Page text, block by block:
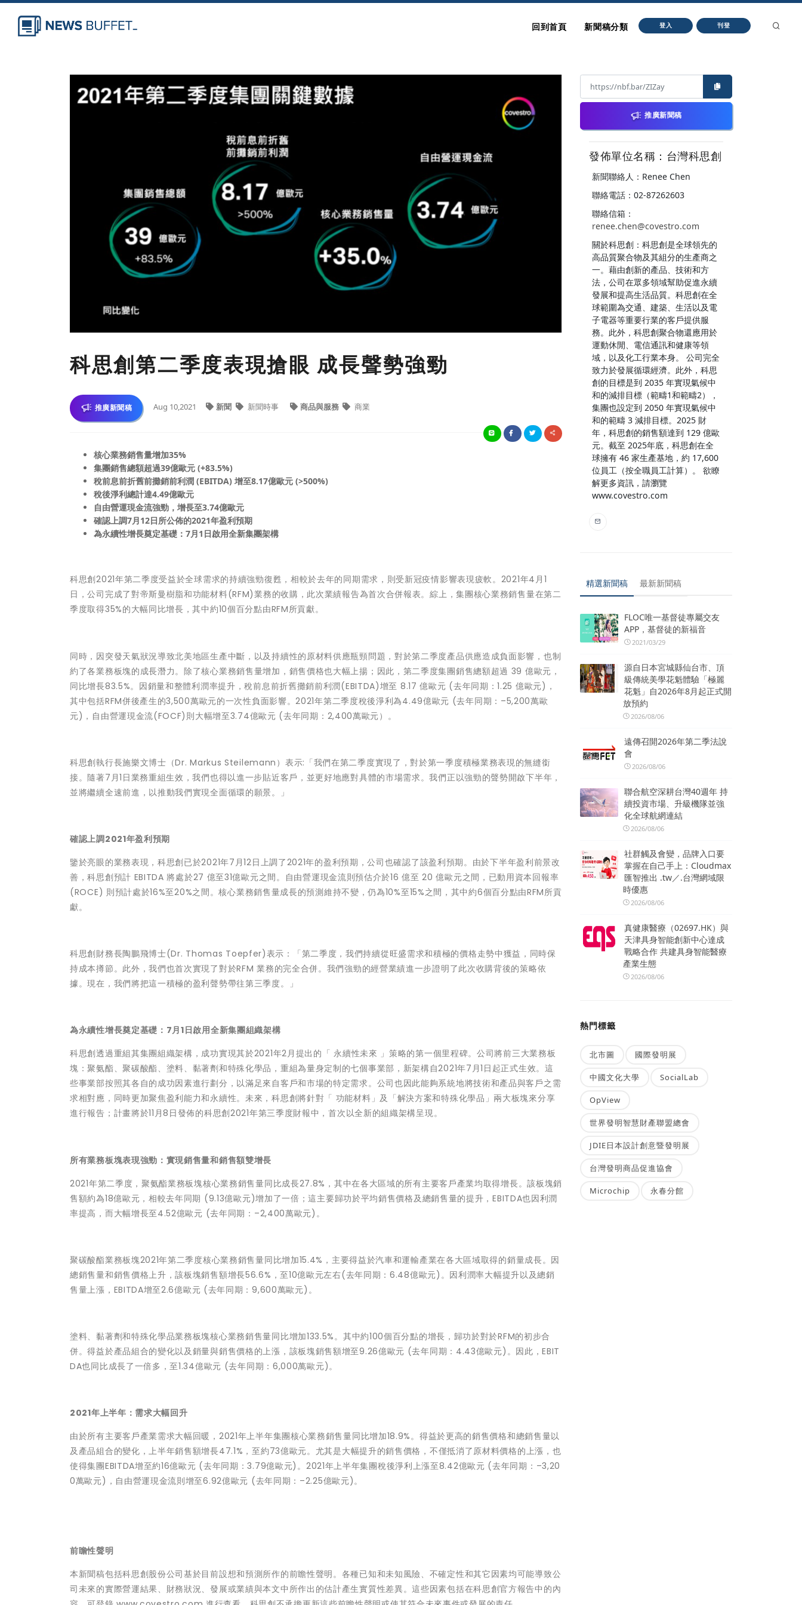
回到首頁 新聞稿分類 登入 刊登
科思創第二季度表現搶眼 成長聲勢強勁
推廣新聞稿 Aug 10,2021 新聞 新聞時事 商品與服務 商業
核心業務銷售量增加35%
集團銷售總額超過39億歐元 (+83.5%)
稅前息前折舊前攤銷前利潤 (EBITDA) 增至8.17億歐元 (>500%)
稅後淨利總計達4.49億歐元
自由營運現金流強勁，增長至3.74億歐元
確認上調7月12日所公佈的2021年盈利預期
為永續性增長奠定基礎：7月1日啟用全新集團架構
科思創2021年第二季度受益於全球需求的持續強勁復甦，相較於去年的同期需求，則受新冠疫情影響表現疲軟。2021年4月1
日，公司完成了對帝斯曼樹脂和功能材料(RFM)業務的收購，此次業績報告為首次合併報表。綜上，集團核心業務銷售量在第二
季度取得35%的大幅同比增長，其中約10個百分點由RFM所貢獻。
同時，因突發天氣狀況導致北美地區生產中斷，以及持續性的原材料供應瓶頸問題，對於第二季度產品供應造成負面影響，也制
約了各業務板塊的成長潛力。除了核心業務銷售量增加，銷售價格也大幅上揚；因此，第二季度集團銷售總額超過 39 億歐元，
同比增長83.5%。因銷量和整體利潤率提升，稅前息前折舊攤銷前利潤(EBITDA)增至 8.17 億歐元 (去年同期：1.25 億歐元)，
其中包括RFM併後產生的3,500萬歐元的一次性負面影響。2021年第二季度稅後淨利為4.49億歐元 (去年同期：–5,200萬歐
元)，自由營運現金流(FOCF)則大幅增至3.74億歐元 (去年同期：2,400萬歐元）。
科思創執行長施樂文博士（Dr. Markus Steilemann）表示:「我們在第二季度實現了，對於第一季度積極業務表現的無縫銜
接。隨著7月1日業務重組生效，我們也得以進一步貼近客戶，並更好地應對具體的市場需求。我們正以強勁的聲勢開啟下半年，
並將繼續全速前進，以推動我們實現全面循環的願景。」
確認上調2021年盈利預期
鑒於亮眼的業務表現，科思創已於2021年7月12日上調了2021年的盈利預期，公司也確認了該盈利預期。由於下半年盈利前景改
善，科思創預計 EBITDA 將處於27 億至31億歐元之間。自由營運現金流則預估介於16 億至 20 億歐元之間，已動用資本回報率
(ROCE) 則預計處於16%至20%之間。核心業務銷售量成長的預測維持不變，仍為10%至15%之間，其中約6個百分點由RFM所貢
獻。
科思創財務長陶鵬飛博士(Dr. Thomas Toepfer)表示：「第二季度，我們持續從旺盛需求和積極的價格走勢中獲益，同時保
持成本撙節。此外，我們也首次實現了對於RFM 業務的完全合併。我們強勁的經營業績進一步證明了此次收購背後的策略依
據。現在，我們將把這一積極的盈利聲勢帶往第三季度。」
為永續性增長奠定基礎：7月1日啟用全新集團組織架構
科思創透過重組其集團組織架構，成功實現其於2021年2月提出的「 永續性未來 」策略的第一個里程碑。公司將前三大業務板
塊：聚氨酯、聚碳酸酯、塗料、黏著劑和特殊化學品，重組為量身定制的七個事業部，新架構自2021年7月1日起正式生效。這
些事業部按照其各自的成功因素進行劃分，以滿足來自客戶和市場的特定需求。公司也因此能夠系統地將技術和產品與客戶之需
求相對應，同時更加聚焦盈利能力和永續性。未來，科思創將針對「 功能材料」及「解決方案和特殊化學品」兩大板塊來分享
進行報告；計畫將於11月8日發佈的科思創2021年第三季度財報中，首次以全新的組織架構呈現。
所有業務板塊表現強勁：實現銷售量和銷售額雙增長
2021年第二季度，聚氨酯業務板塊核心業務銷售量同比成長27.8%，其中在各大區域的所有主要客戶產業均取得增長。該板塊銷
售額約為18億歐元，相較去年同期 (9.13億歐元)增加了一倍；這主要歸功於平均銷售價格及總銷售量的提升，EBITDA也因利潤
率提高，而大幅增長至4.52億歐元 (去年同期：–2,400萬歐元)。
聚碳酸酯業務板塊2021年第二季度核心業務銷售量同比增加15.4%，主要得益於汽車和運輸產業在各大區域取得的銷量成長。因
總銷售量和銷售價格上升，該板塊銷售額增長56.6%，至10億歐元左右(去年同期：6.48億歐元)。因利潤率大幅提升以及總銷
售量上漲，EBITDA增至2.6億歐元 (去年同期：9,600萬歐元)。
塗料、黏著劑和特殊化學品業務板塊核心業務銷售量同比增加133.5%。其中約100個百分點的增長，歸功於對於RFM的初步合
併。得益於產品組合的變化以及銷量與銷售價格的上漲，該板塊銷售額增至9.26億歐元 (去年同期：4.43億歐元)。因此，EBIT
DA也同比成長了一倍多，至1.34億歐元 (去年同期：6,000萬歐元)。
2021年上半年：需求大幅回升
由於所有主要客戶產業需求大幅回暖，2021年上半年集團核心業務銷售量同比增加18.9%。得益於更高的銷售價格和總銷售量以
及產品組合的變化，上半年銷售額增長47.1%，至約73億歐元。尤其是大幅提升的銷售價格，不僅抵消了原材料價格的上漲，也
使得集團EBITDA增至約16億歐元 (去年同期：3.79億歐元)。2021年上半年集團稅後淨利上漲至8.42億歐元 (去年同期：–3,20
0萬歐元)，自由營運現金流則增至6.92億歐元 (去年同期：–2.25億歐元)。
前瞻性聲明
本新聞稿包括科思創股份公司基於目前設想和預測所作的前瞻性聲明。各種已知和未知風險、不確定性和其它因素均可能導致公
司未來的實際營運結果、財務狀況、發展或業績與本文中所作出的估計產生實質性差異。這些因素包括在科思創官方報告中的內
推廣新聞稿
發佈單位名稱：台灣科思創
新聞聯絡人：Renee Chen
聯絡電話：02-87262603
聯絡信箱：
renee.chen@covestro.com
關於科思創：科思創是全球領先的
高品質聚合物及其組分的生產商之
一。藉由創新的產品、技術和方
法，公司在眾多領域幫助促進永續
發展和提高生活品質。科思創在全
球範圍為交通、建築、生活以及電
子電器等重要行業的客戶提供服
務。此外，科思創聚合物還應用於
運動休閒、電信通訊和健康等領
域，以及化工行業本身。 公司完全
致力於發展循環經濟。此外，科思
創的目標是到 2035 年實現氣候中
和的減排目標（範疇1和範疇2），
集團也設定到 2050 年實現氣候中
和的範疇 3 減排目標。2025 財
年，科思創的銷售額達到 129 億歐
元。截至 2025年底，科思創在全
球擁有 46 家生產基地，約 17,600
位員工（按全職員工計算）。 欲瞭
解更多資訊，請瀏覽
www.covestro.com
精選新聞稿 最新新聞稿
FLOC唯一基督徒專屬交友
APP，基督徒的新福音
2021/03/29
源自日本宮城縣仙台市、頂
級傳統美學花魁體驗「極麗
花魁」自2026年8月起正式開
放預約
2026/08/06
遠傳召開2026年第二季法說
會
2026/08/06
聯合航空深耕台灣40週年 持
續投資市場、升級機隊並強
化全球航網連結
2026/08/06
社群觸及會變，品牌入口要
掌握在自己手上：Cloudmax
匯智推出 .tw／.台灣網域限
時優惠
2026/08/06
真健康醫療（02697.HK）與
天津具身智能創新中心達成
戰略合作 共建具身智能醫療
產業生態
2026/08/06
熱門標籤
北市圖 國際發明展
中國文化大學 SocialLab
OpView
世界發明智慧財產聯盟總會
JDIE日本設計創意暨發明展
台灣發明商品促進協會
Microchip 永春分館